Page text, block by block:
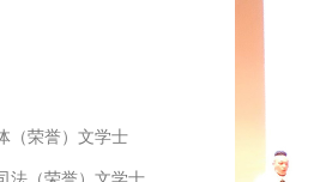
（荣誉）文学士